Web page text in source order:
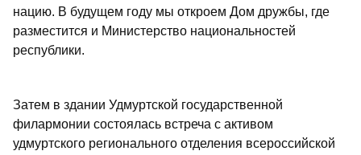
нацию. В будущем году мы откроем Дом дружбы, где
разместится и Министерство национальностей
республики.
Затем в здании Удмуртской государственной
филармонии состоялась встреча с активом
удмуртского регионального отделения всероссийской